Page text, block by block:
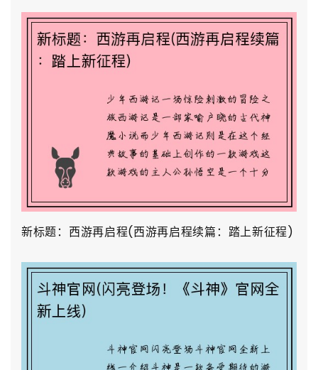
新标题：西游再启程(西游再启程续篇：踏上新征程)